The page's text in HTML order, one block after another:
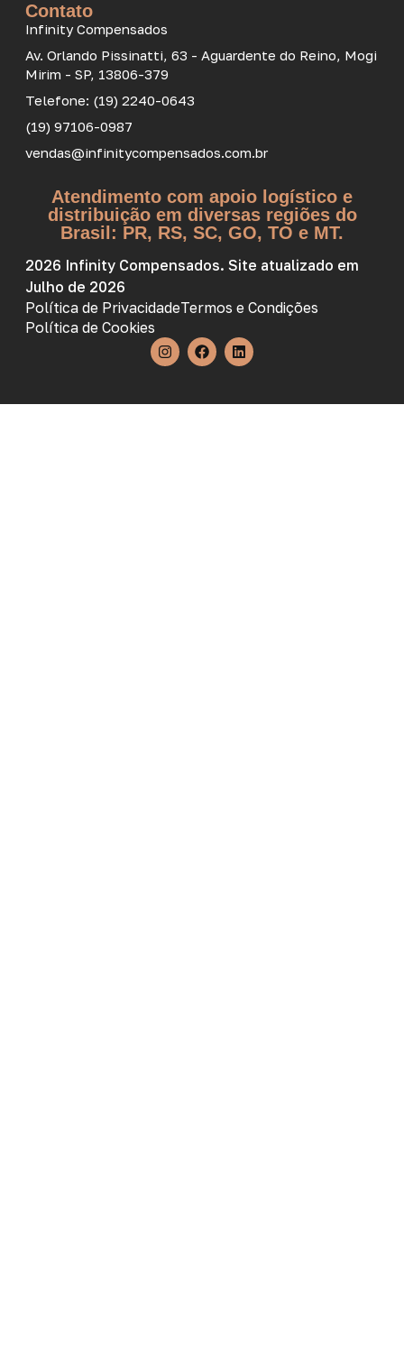
Contato
Infinity Compensados
Av. Orlando Pissinatti, 63 - Aguardente do Reino, Mogi
Mirim - SP, 13806-379
Telefone: (19) 2240-0643
(19) 97106-0987
vendas@infinitycompensados.com.br
Atendimento com apoio logístico e
distribuição em diversas regiões do
Brasil: PR, RS, SC, GO, TO e MT.
2026 Infinity Compensados. Site atualizado em
Julho de 2026
Política de PrivacidadeTermos e Condições
Política de Cookies